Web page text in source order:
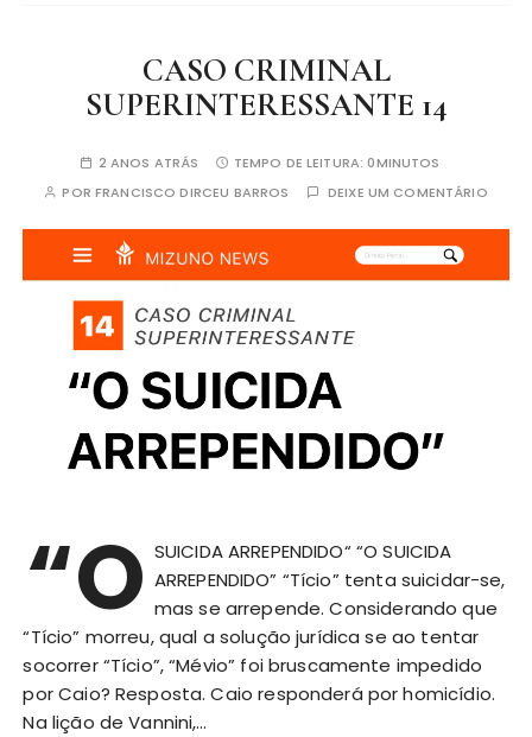
CASO CRIMINAL
SUPERINTERESSANTE 14
2 ANOS ATRÁS TEMPO DE LEITURA: 0MINUTOS
POR FRANCISCO DIRCEU BARROS DEIXE UM COMENTÁRIO
“O SUICIDA ARREPENDIDO“ “O SUICIDA
ARREPENDIDO” “Tício” tenta suicidar-se,
mas se arrepende. Considerando que
“Tício” morreu, qual a solução jurídica se ao tentar
socorrer “Tício”, “Mévio” foi bruscamente impedido
por Caio? Resposta. Caio responderá por homicídio.
Na lição de Vannini,…